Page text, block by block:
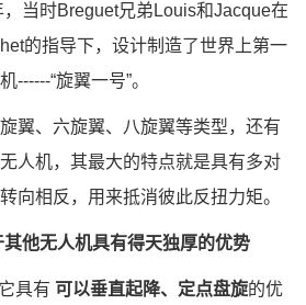
当时Breguet兄弟Louis和Jacque在
的指导下，设计制造了世界上第一
------“旋翼一号”。
翼、六旋翼、八旋翼等类型，还有
人机，其最大的特点就是具有多对
向相反，用来抵消彼此反扭力矩。
他无人机具有得天独厚的优势
具有 可以垂直起降、定点盘旋的优